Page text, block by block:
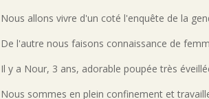
Nous allons vivre d'un coté l'enquête de la
De l'autre nous faisons connaissance de
Il y a Nour, 3 ans, adorable poupée très
Nous sommes en plein confinement et